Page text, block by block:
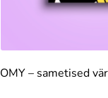
OMY – sametised